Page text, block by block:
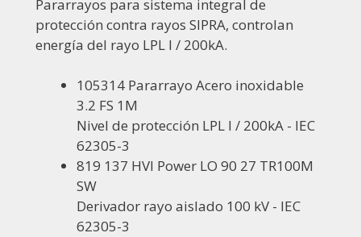
Pararrayos para sistema integral de
protección contra rayos SIPRA, controlan
energía del rayo LPL I / 200kA.
105314 Pararrayo Acero inoxidable
3.2 FS 1M
Nivel de protección LPL I / 200kA - IEC
62305-3
819 137 HVI Power LO 90 27 TR100M
SW
Derivador rayo aislado 100 kV - IEC
62305-3